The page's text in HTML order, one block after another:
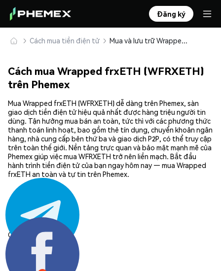
Đăng ký
Cách mua tiền điện tử Mua và lưu trữ Wrapped frxETH (WFRXETH) an toàn
Cách mua Wrapped frxETH (WFRXETH)
trên Phemex
Mua Wrapped frxETH (WFRXETH) dễ dàng trên Phemex, sàn
giao dịch tiền điện tử hiệu quả nhất được hàng triệu người tin
dùng. Tận hưởng mua bán an toàn, tức thì với các phương thức
thanh toán linh hoạt, bao gồm thẻ tín dụng, chuyển khoản ngân
hàng, nhà cung cấp bên thứ ba và giao dịch P2P, có thể truy cập
trên toàn thế giới. Nền tảng trực quan và bảo mật mạnh mẽ của
Phemex giúp việc mua WFRXETH trở nên liền mạch. Bắt đầu
hành trình tiền điện tử của bạn ngay hôm nay — mua Wrapped
frxETH an toàn và tự tin trên Phemex.
Chia sẻ: